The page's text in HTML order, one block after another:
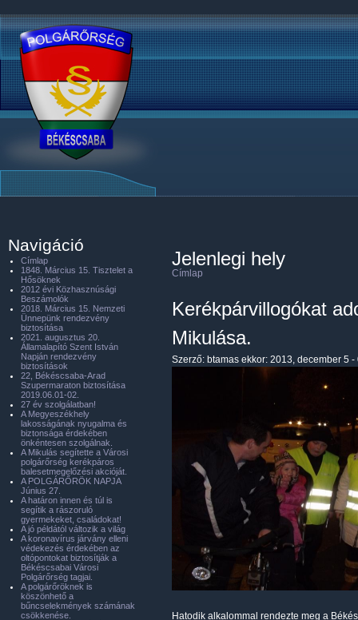
Jelenlegi hely
Címlap
Kerékpárvillogókat
Mikulása.
Szerző: btamas ekkor: 2013, december 5 -
Hatodik alkalommal rendezte meg a
Navigáció
Címlap
1848. Március 15. Tisztelet a
Hősöknek
2012 évi Közhasznúsági
Beszámolók
2018. Március 15. Nemzeti
Ünnepünk rendezvény
biztosítása
2021. augusztus 20.
Államalapító Szent István
Napján rendezvény
biztosítások
22, Békéscsaba-Arad
Szupermaraton biztosítása
2019.06.01-02.
27 év szolgálatban!
A Megyeszékhely
lakosságának nyugalma és
biztonsága érdekében
önkéntesen szolgálnak.
A Mikulás segítette a Városi
polgárőrség kerékpáros
balesetmegelőzési akcióját.
A POLGÁRŐRÖK NAPJA
Június 27.
A határon innen és túl is
segítik a rászoruló
gyermekeket, családokat!
A jó példától változik a világ
A koronavírus járvány elleni
védekezés érdekében az
oltópontokat biztosítják a
Békéscsabai Városi
Polgárőrség tagjai.
A polgárőröknek is
köszönhető a
bűncselekmények számának
csökkenése.